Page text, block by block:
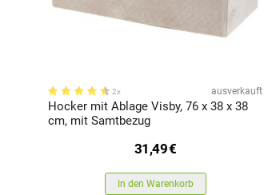
2x ausverkauft
Hocker mit Ablage Visby, 76 x 38 x 38
cm, mit Samtbezug
31,49€
In den Warenkorb